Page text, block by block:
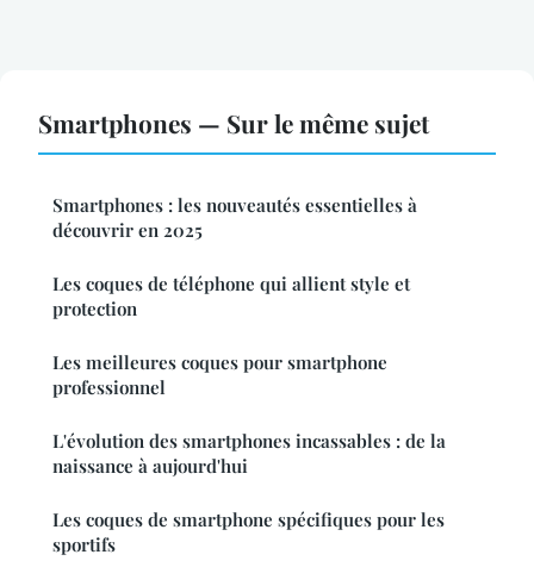
Smartphones — Sur le même sujet
Smartphones : les nouveautés essentielles à
découvrir en 2025
Les coques de téléphone qui allient style et
protection
Les meilleures coques pour smartphone
professionnel
L'évolution des smartphones incassables : de la
naissance à aujourd'hui
Les coques de smartphone spécifiques pour les
sportifs